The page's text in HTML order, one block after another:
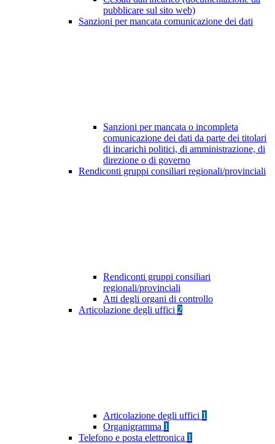
pubblicare sul sito web)
Sanzioni per mancata comunicazione dei dati
Sanzioni per mancata o incompleta
comunicazione dei dati da parte dei titolari
di incarichi politici, di amministrazione, di
direzione o di governo
Rendiconti gruppi consiliari regionali/provinciali
Rendiconti gruppi consiliari
regionali/provinciali
Atti degli organi di controllo
Articolazione degli uffici 2
Articolazione degli uffici 1
Organigramma 1
Telefono e posta elettronica 1